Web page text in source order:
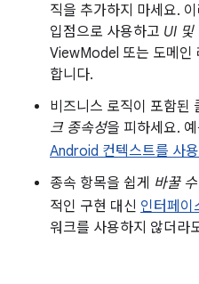
직을 추가하지 마세요.
입점으로 사용하고 UI 및
ViewModel 또는 도메인
합니다.
비즈니스 로직이 포함된
크 종속성을 피하세요.
Android 컨텍스트를 사
종속 항목을 쉽게 바꿀 수
적인 구현 대신 인터페이
워크를 사용하지 않더라